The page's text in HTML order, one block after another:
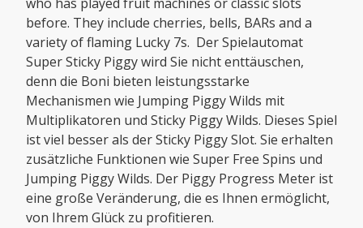
before. They include cherries, bells, BARs and a
variety of flaming Lucky 7s. Der Spielautomat
Super Sticky Piggy wird Sie nicht enttäuschen,
denn die Boni bieten leistungsstarke
Mechanismen wie Jumping Piggy Wilds mit
Multiplikatoren und Sticky Piggy Wilds. Dieses Spiel
ist viel besser als der Sticky Piggy Slot. Sie erhalten
zusätzliche Funktionen wie Super Free Spins und
Jumping Piggy Wilds. Der Piggy Progress Meter ist
eine große Veränderung, die es Ihnen ermöglicht,
von Ihrem Glück zu profitieren.